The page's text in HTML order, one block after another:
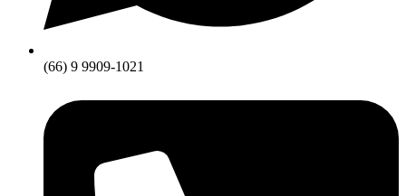
(66) 9 9909-1021